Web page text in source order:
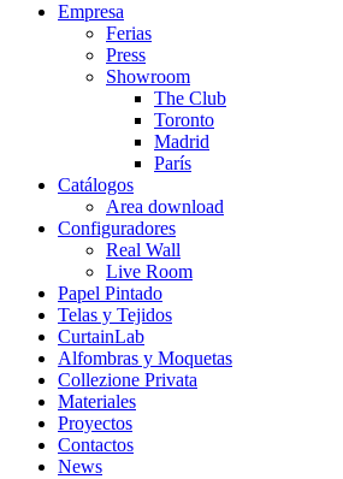
Empresa
Ferias
Press
Showroom
The Club
Toronto
Madrid
París
Catálogos
Area download
Configuradores
Real Wall
Live Room
Papel Pintado
Telas y Tejidos
CurtainLab
Alfombras y Moquetas
Collezione Privata
Materiales
Proyectos
Contactos
News